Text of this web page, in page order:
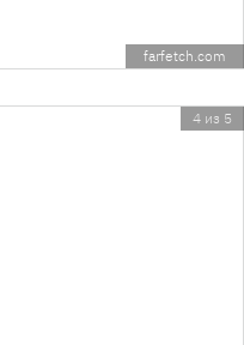
farfetch.com
4 из 5